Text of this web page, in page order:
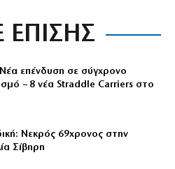
ΕΠΙΣΗΣ
επένδυση σε σύγχρονο
– 8 νέα Straddle Carriers στο
Νεκρός 69χρονος στην
Σίβηρη